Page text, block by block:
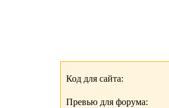
Код для сайта:
Превью для форума: